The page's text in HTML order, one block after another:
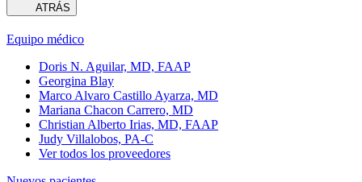
ATRÁS
Equipo médico
Doris N. Aguilar, MD, FAAP
Georgina Blay
Marco Alvaro Castillo Ayarza, MD
Mariana Chacon Carrero, MD
Christian Alberto Irias, MD, FAAP
Judy Villalobos, PA-C
Ver todos los proveedores